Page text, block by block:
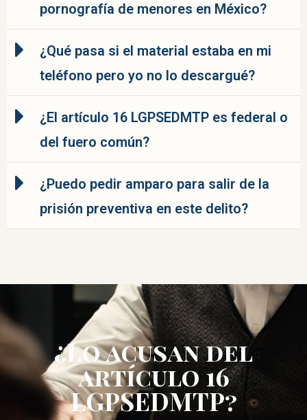
pornografía de menores en México?
¿Qué pasa si el material estaba en mi
teléfono pero yo no lo descargué?
¿El artículo 16 LGPSEDMTP es federal o
del fuero común?
¿Puedo pedir amparo para salir de la
prisión preventiva en este delito?
¿Lo acusan del
artículo 16
LGPSEDMTP?